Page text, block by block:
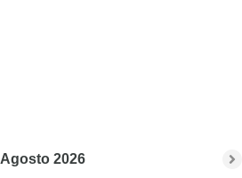
Agosto 2026